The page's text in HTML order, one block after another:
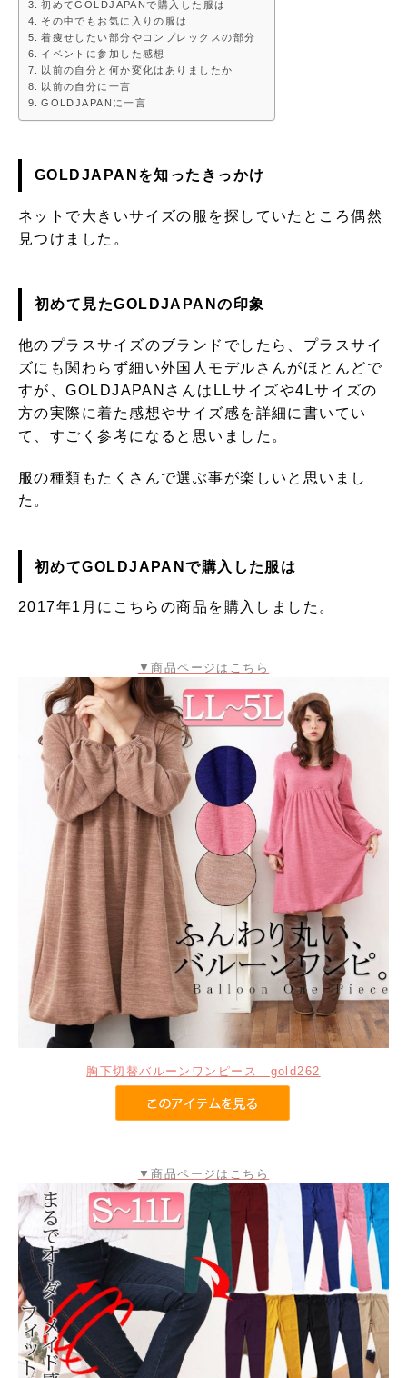
初めてGOLDJAPANで購入した服は
その中でもお気に入りの服は
着痩せしたい部分やコンプレックスの部分
イベントに参加した感想
以前の自分と何か変化はありましたか
以前の自分に一言
GOLDJAPANに一言
GOLDJAPANを知ったきっかけ
ネットで大きいサイズの服を探していたところ偶然
見つけました。
初めて見たGOLDJAPANの印象
他のプラスサイズのブランドでしたら、プラスサイ
ズにも関わらず細い外国人モデルさんがほとんどで
すが、GOLDJAPANさんはLLサイズや4Lサイズの
方の実際に着た感想やサイズ感を詳細に書いてい
て、すごく参考になると思いました。
服の種類もたくさんで選ぶ事が楽しいと思いまし
た。
初めてGOLDJAPANで購入した服は
2017年1月にこちらの商品を購入しました。
▼商品ページはこちら
胸下切替バルーンワンピース gold262
▼商品ページはこちら